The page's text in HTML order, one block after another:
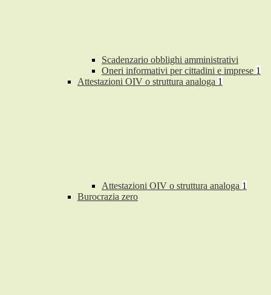
Scadenzario obblighi amministrativi
Oneri informativi per cittadini e imprese 1
Attestazioni OIV o struttura analoga 1
Attestazioni OIV o struttura analoga 1
Burocrazia zero